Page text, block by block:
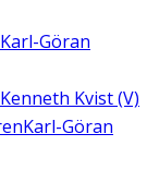
Karl-Göran
Kenneth Kvist (V)
Karl-Göran